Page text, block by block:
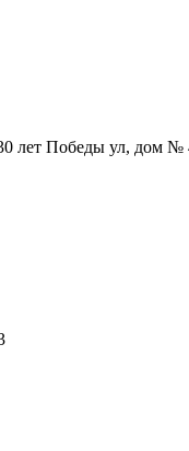
лет Победы ул, дом №